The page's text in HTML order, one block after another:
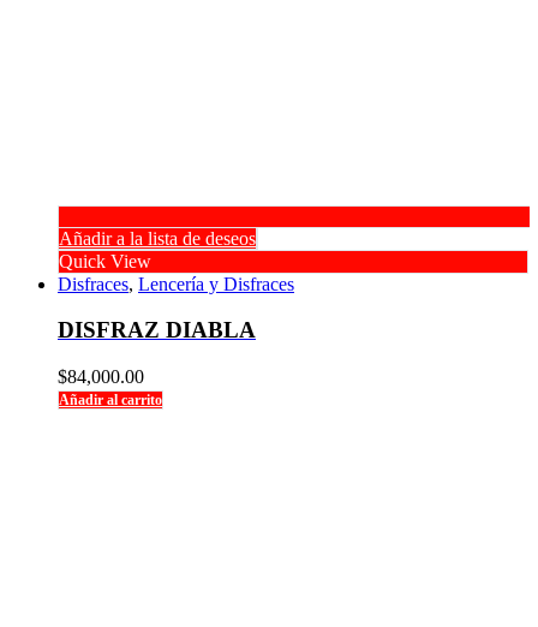
Añadir a la lista de deseos
Quick View
Disfraces, Lencería y Disfraces
DISFRAZ DIABLA
$84,000.00
Añadir al carrito